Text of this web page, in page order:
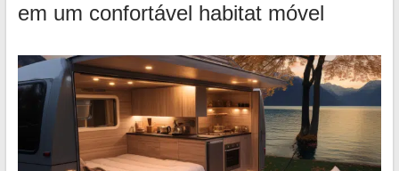
em um confortável habitat móvel